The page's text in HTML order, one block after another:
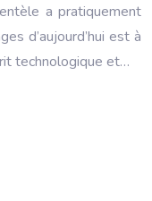
a pratiquement
d’aujourd’hui est à
technologique et…